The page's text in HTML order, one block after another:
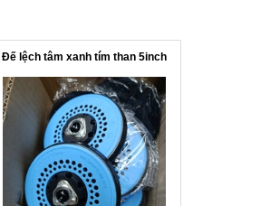
Đế lệch tâm xanh tím than 5inch